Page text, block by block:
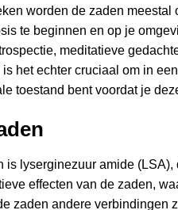
worden de zaden
te beginnen en op je
meditatieve
het echter cruciaal om in
toestand bent voordat je
lyserginezuur amide
effecten van de zaden,
zaden andere